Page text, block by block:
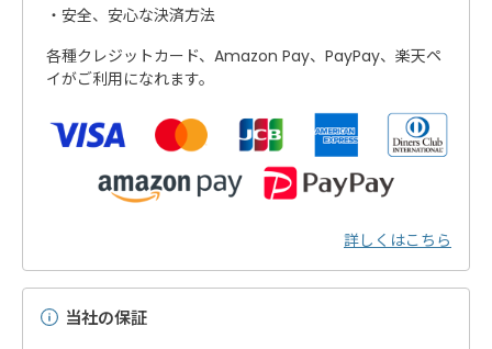
安全、安心な決済方法
各種クレジットカード、Amazon Pay、PayPay、楽天ペ
イがご利用になれます。
詳しくはこちら
当社の保証